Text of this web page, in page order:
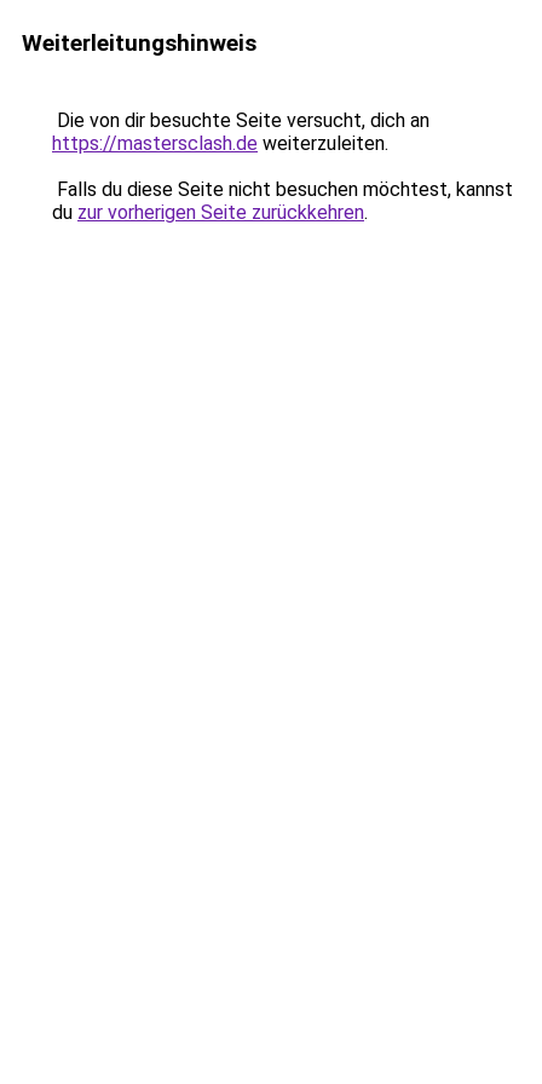
Weiterleitungshinweis
Die von dir besuchte Seite versucht, dich an
https://mastersclash.de weiterzuleiten.
Falls du diese Seite nicht besuchen möchtest, kannst
du zur vorherigen Seite zurückkehren.